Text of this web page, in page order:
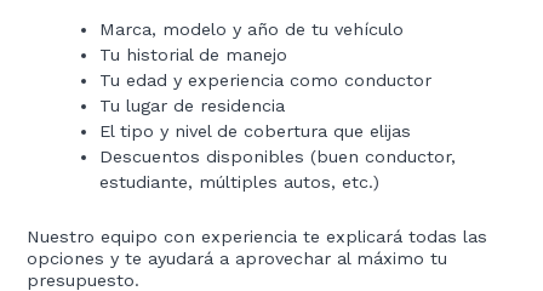
Marca, modelo y año de tu vehículo
Tu historial de manejo
Tu edad y experiencia como conductor
Tu lugar de residencia
El tipo y nivel de cobertura que elijas
Descuentos disponibles (buen conductor,
estudiante, múltiples autos, etc.)
Nuestro equipo con experiencia te explicará todas las
opciones y te ayudará a aprovechar al máximo tu
presupuesto.